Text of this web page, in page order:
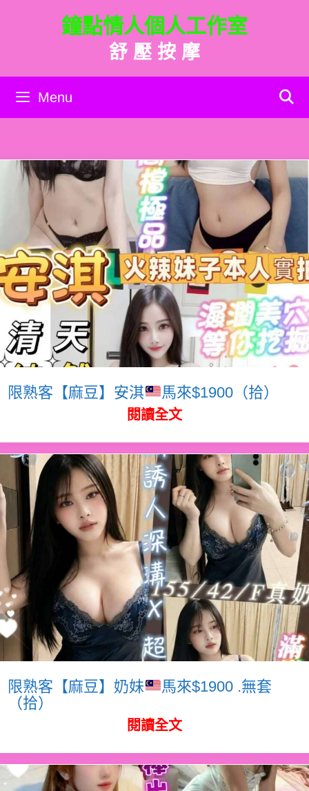
內
鐘點情人個人工作室
舒 壓 按 摩
Menu
限熟客【麻豆】安淇 馬來$1900（拾）
閱讀全文
限熟客【麻豆】奶妹
馬來$1900 .無套
（拾）
閱讀全文